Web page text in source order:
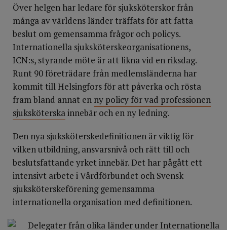
Över helgen har ledare för sjuksköterskor från
många av världens länder träffats för att fatta
beslut om gemensamma frågor och policys.
Internationella sjuksköterskeorganisationens,
ICN:s, styrande möte är att likna vid en riksdag.
Runt 90 företrädare från medlemsländerna har
kommit till Helsingfors för att påverka och rösta
fram bland annat en ny policy för vad professionen
sjuksköterskainnebär och en ny ledning.
Den nya sjuksköterskedefinitionen är viktig för
vilken utbildning, ansvarsnivå och rätt till och
beslutsfattande yrket innebär. Det har pågått ett
intensivt arbete i Vårdförbundet och Svensk
sjuksköterskeförening gemensamma
internationella organisation med definitionen.